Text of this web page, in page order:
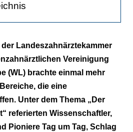
Geisteshaltung
der Landeszahnärztekammer
Vereinigung
(WL) brachte einmal mehr
die eine
Unter dem Thema „Der
referierten Wissenschaftler,
Pioniere Tag um Tag, Schlag